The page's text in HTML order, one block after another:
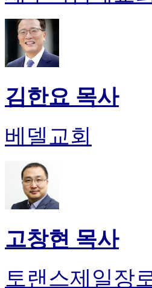
김한요 목사
베델교회
고창현 목사
토랜스제일장